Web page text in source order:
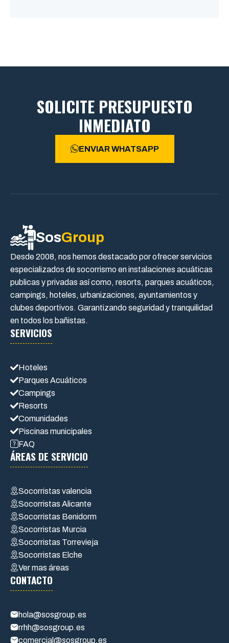
SOLICITE PRESUPUESTO
INMEDIATO
ENVIAR WHATSAPP
SosGroup
Desde 2008, nos hemos destacado por ofrecer servicios
especializados de socorrismo en instalaciones acuáticas
publicas y privadas así como, resorts, parques acuáticos,
campings, hoteles, urbanizaciones, ayuntamientos y
clubes deportivos. Garantizando seguridad y tranquilidad
en todos los bañistas.
SERVICIOS
Hoteles
Parques Acuáticos
Campings
Resorts
Comunidades
Piscinas municipales
FAQ
ÁREAS DE SERVICIO
Socorristas valencia
Socorristas Alicante
Socorristas Benidorm
Socorristas Murcia
Socorristas Torrevieja
Socorristas Elche
Ver mas áreas
CONTACTO
hola@sosgroup.es
rrhh@sosgroup.es
comercial@sosgroup.es